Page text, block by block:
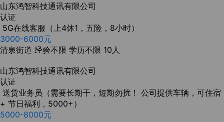
山东鸿智科技通讯有限公司
认证
5G在线客服（上4休1，五险，8小时）
3000-6000元
清泉街道 经验不限 学历不限 10人
山东鸿智科技通讯有限公司
认证
送货业务员（需要长期干，短期勿扰！ 公司提供车辆，可住宿
+ 节日福利，5000+）
5000-8000元